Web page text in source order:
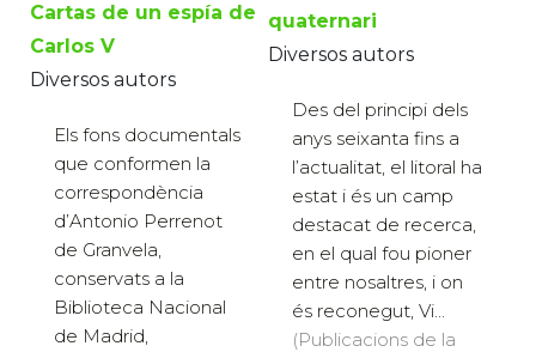
Cartas de un espía de
Carlos V
Diversos autors
Els fons documentals
que conformen la
correspondència
d’Antonio Perrenot
de Granvela,
conservats a la
Biblioteca Nacional
de Madrid,
quaternari
Diversos autors
Des del principi dels
anys seixanta fins a
l’actualitat, el litoral ha
estat i és un camp
destacat de recerca,
en el qual fou pioner
entre nosaltres, i on
és reconegut, Vi...
(Publicacions de la